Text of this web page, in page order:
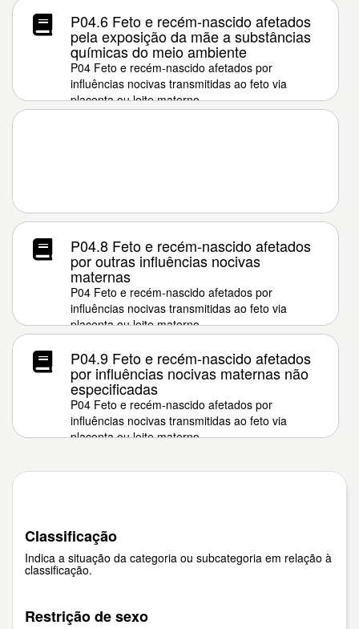
P04.6 Feto e recém-nascido afetados
pela exposição da mãe a substâncias
químicas do meio ambiente
P04 Feto e recém-nascido afetados por
influências nocivas transmitidas ao feto via
placenta ou leite materno
P04.8 Feto e recém-nascido afetados
por outras influências nocivas
maternas
P04 Feto e recém-nascido afetados por
influências nocivas transmitidas ao feto via
placenta ou leite materno
P04.9 Feto e recém-nascido afetados
por influências nocivas maternas não
especificadas
P04 Feto e recém-nascido afetados por
influências nocivas transmitidas ao feto via
placenta ou leite materno
Classificação
Indica a situação da categoria ou subcategoria em relação à
classificação.
Restrição de sexo